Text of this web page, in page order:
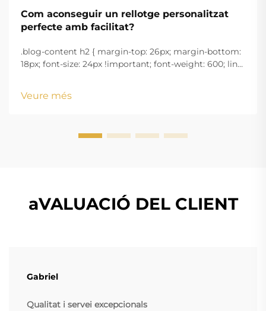
Com aconseguir un rellotge personalitzat
perfecte amb facilitat?
.blog-content h2 { margin-top: 26px; margin-bottom:
18px; font-size: 24px !important; font-weight: 600; line-
w...
Veure més
aVALUACIÓ DEL CLIENT
Gabriel
Qualitat i servei excepcionals